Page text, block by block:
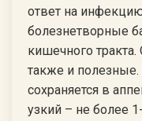
ответ на
болезнетворные
кишечного
также и полезные.
сохраняется в
узкий – не более